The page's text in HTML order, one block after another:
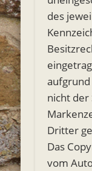
des
nicht der
Dritter
Das
vom